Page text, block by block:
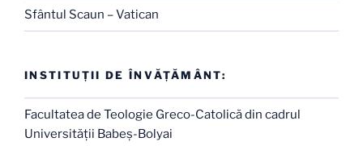
Sfântul Scaun – Vatican
INSTITUŢII DE ÎNVĂŢĂMÂNT:
Facultatea de Teologie Greco-Catolică din cadrul
Universităţii Babeş-Bolyai